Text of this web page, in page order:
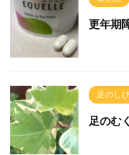
更年期
足のし
足のむ